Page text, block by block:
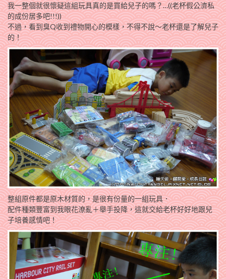
我一整個就很懷疑這組玩具真的是買給兒子的嗎？…((老杯假公濟私
的成份居多吧!!!))
不過，看到臭Q收到禮物開心的模樣，不得不說～老杯還是了解兒子
的！
整組原件都是原木材質的，是很有份量的一組玩具．
配件種類豐富到我眼花潦亂＋舉手投降，這就交給老杯好好地跟兒
子培養感情吧！